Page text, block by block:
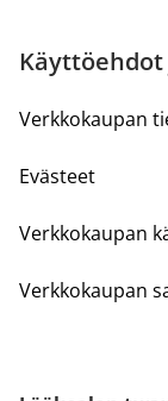
Verkkokaupan
Evästeet
Verkkokaupan
Verkkokaupan